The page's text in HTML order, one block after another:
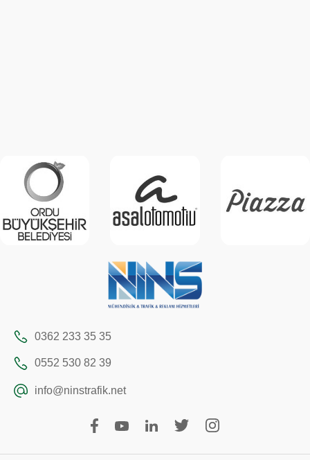
0362 233 35 35
0552 530 82 39
info@ninstrafik.net